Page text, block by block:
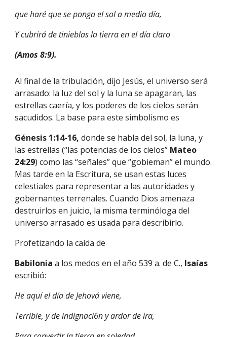
que haré que se ponga el sol a medio día,
Y cubrirá de tinieblas la tierra en el día claro
(Amos 8:9).
Al final de la tribulación, dijo Jesús, el universo será
arrasado: la luz del sol y la luna se apagaran, las
estrellas caería, y los poderes de los cielos serán
sacudidos. La base para este simbolismo es
Génesis 1:14-16, donde se habla del sol, la luna, y
las estrellas (“las potencias de los cielos” Mateo
24:29) como las “señales” que “gobieman” el mundo.
Mas tarde en la Escritura, se usan estas luces
celestiales para representar a las autoridades y
gobernantes terrenales. Cuando Dios amenaza
destruirlos en juicio, la misma terminóloga del
universo arrasado es usada para describirlo.
Profetizando la caída de
Babilonia a los medos en el año 539 a. de C.,
escribió:
He aquí el día de Jehová viene,
Terrible, y de indignaci6n y ardor de ira,